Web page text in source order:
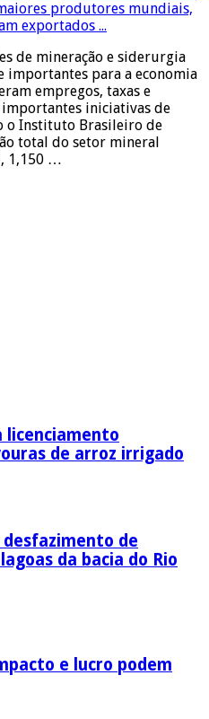
de mineração e siderurgia
importantes para a economia
empregos, taxas e
iniciativas de
o Instituto Brasileiro de
total do setor mineral
1,150 …
licenciamento
de arroz irrigado
de
da bacia do Rio
e lucro podem